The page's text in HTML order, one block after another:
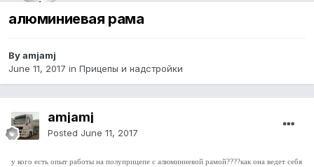
алюминиевая рама
By amjamj
June 11, 2017 in Прицепы и надстройки
amjamj
Posted June 11, 2017
у кого есть опыт работы на полуприцепе с алюминиевой рамой????как она ведет себя